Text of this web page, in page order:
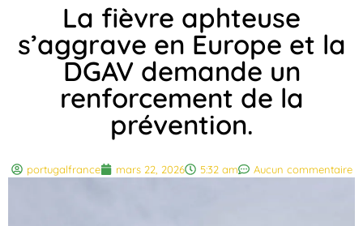
La fièvre aphteuse
s’aggrave en Europe et la
DGAV demande un
renforcement de la
prévention.
portugalfrance mars 22, 2026 5:32 am Aucun commentaire